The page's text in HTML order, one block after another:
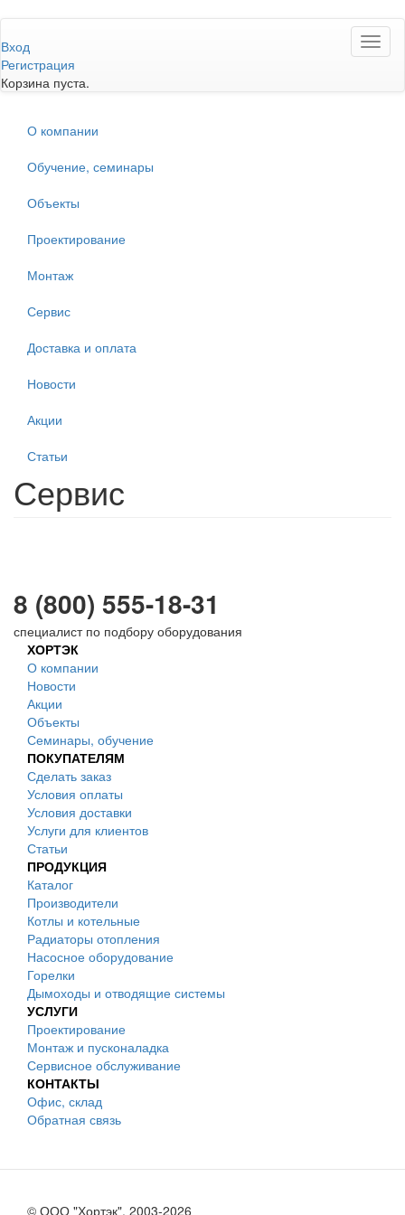
к
основному
содержанию
Вход
Регистрация
Корзина пуста.
О компании
Обучение, семинары
Объекты
Проектирование
Монтаж
Сервис
Доставка и оплата
Новости
Акции
Статьи
Сервис
8 (800) 555-18-31
специалист по подбору оборудования
ХОРТЭК
О компании
Новости
Акции
Объекты
Семинары, обучение
ПОКУПАТЕЛЯМ
Сделать заказ
Условия оплаты
Условия доставки
Услуги для клиентов
Статьи
ПРОДУКЦИЯ
Каталог
Производители
Котлы и котельные
Радиаторы отопления
Насосное оборудование
Горелки
Дымоходы и отводящие системы
УСЛУГИ
Проектирование
Монтаж и пусконаладка
Сервисное обслуживание
КОНТАКТЫ
Офис, склад
Обратная связь
© ООО "Хортэк", 2003-2026